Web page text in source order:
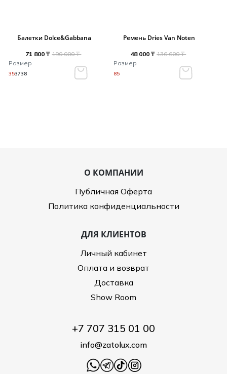
Балетки Dolce&Gabbana
71 800 ₸ 190 000 ₸
Размер
353738
Ремень Dries Van Noten
48 000 ₸ 136 600 ₸
Размер
85
О КОМПАНИИ
Публичная Оферта
Политика конфиденциальности
ДЛЯ КЛИЕНТОВ
Личный кабинет
Оплата и возврат
Доставка
Show Room
+7 707 315 01 00
info@zatolux.com